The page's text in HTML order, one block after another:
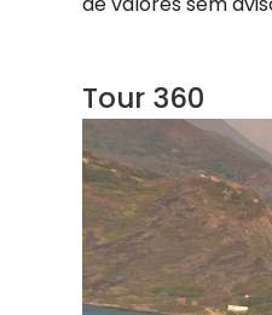
Tour 360